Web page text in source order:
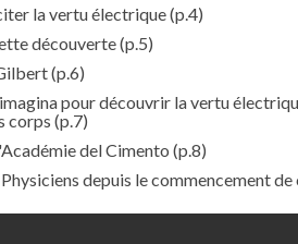
la vertu électrique(p.4)
découverte(p.5)
(p.6)
pour découvrir la vertu
corps (p.7)
del Cimento (p.8)
depuis le commencement de